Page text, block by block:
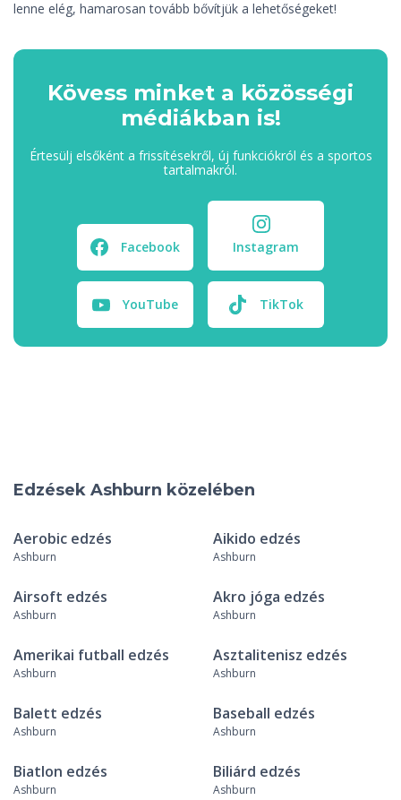
lenne elég, hamarosan tovább bővítjük a lehetőségeket!
Kövess minket a közösségi
médiákban is!
Értesülj elsőként a frissítésekről, új funkciókról és a sportos
tartalmakról.
Facebook Instagram
YouTube TikTok
Edzések Ashburn közelében
Aerobic edzés
Ashburn
Aikido edzés
Ashburn
Airsoft edzés
Ashburn
Akro jóga edzés
Ashburn
Amerikai futball edzés
Ashburn
Asztalitenisz edzés
Ashburn
Balett edzés
Ashburn
Baseball edzés
Ashburn
Biatlon edzés
Ashburn
Biliárd edzés
Ashburn